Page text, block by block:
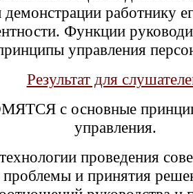
работнику
Функции
управления
Результат для
с основные
управления.
проведения
проблемы и принятия